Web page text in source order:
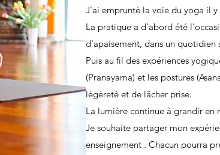
J'ai emprunté la voie du yoga il y
La pratique a d'abord été
d'apaisement, dans un quotidien
Puis au fil des expériences
(Pranayama) et les postures
légèreté et de lâcher prise.
La lumière continue à grandir en
Je souhaite partager mon
enseignement . Chacun pourra